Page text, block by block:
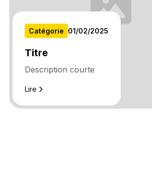
Catégorie 01/02/2025
Titre
Description courte
Lire